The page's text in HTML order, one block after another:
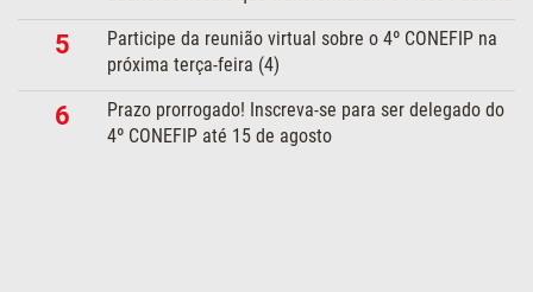
5
Participe da reunião virtual sobre o 4º CONEFIP na
próxima terça-feira (4)
6
Prazo prorrogado! Inscreva-se para ser delegado do
4º CONEFIP até 15 de agosto